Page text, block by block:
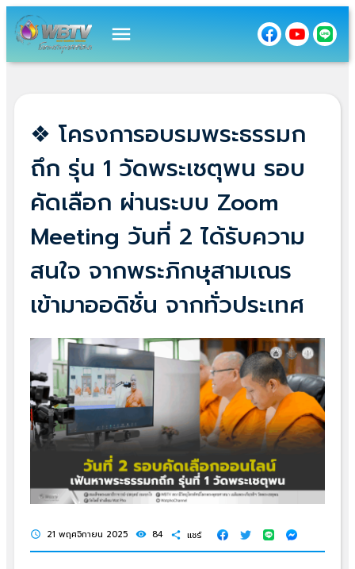
menu
❖ โครงการอบรมพระธรรมก
ถึก รุ่น 1 วัดพระเชตุพน รอบ
คัดเลือก ผ่านระบบ Zoom
Meeting วันที่ 2 ได้รับความ
สนใจ จากพระภิกษุสามเณร
เข้ามาออดิชั่น จากทั่วประเทศ
schedule 21 พฤศจิกายน 2025 visibility 84 share แชร์